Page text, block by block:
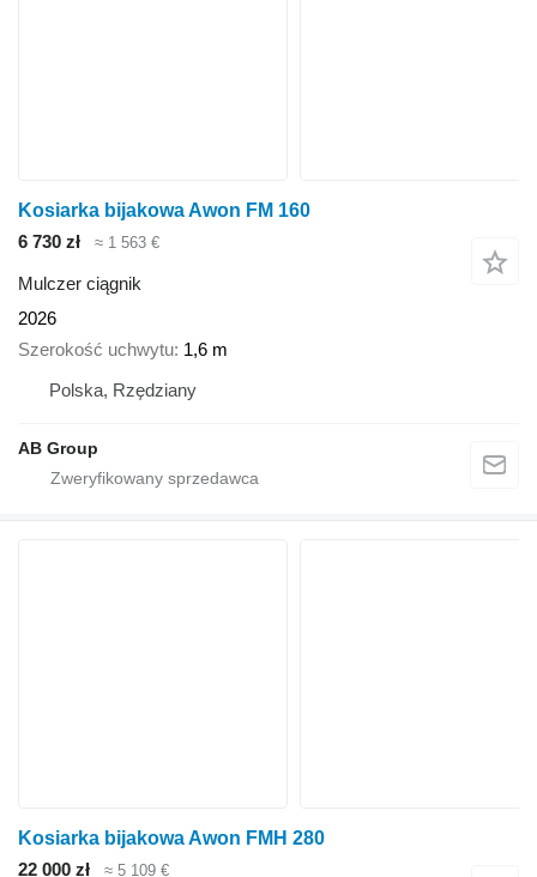
Kosiarka bijakowa Awon FM 160
6 730 zł
≈ 1 563 €
Mulczer ciągnik
2026
Szerokość uchwytu 1,6 m
Polska, Rzędziany
AB Group
Kosiarka bijakowa Awon FMH 280
22 000 zł
≈ 5 109 €